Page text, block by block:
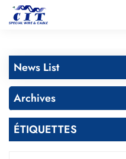
CIT SPECIAL CABLE Co., Ltd.
News List
Archives
ÉTIQUETTES